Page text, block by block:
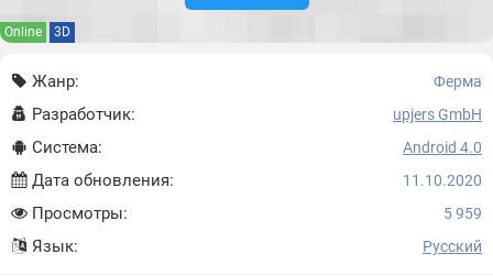
Online 3D
Жанр: Ферма
Разработчик: upjers GmbH
Система: Android 4.0
Дата обновления: 11.10.2020
Просмотры: 5 959
Язык: Русский